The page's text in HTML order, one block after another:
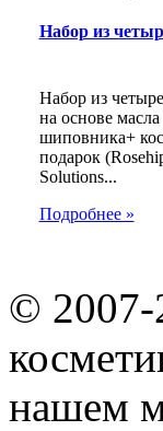
Набор из
Набор из
на основе масла
шиповника+
подарок
Solutions...
Подробнее »
© 2007-
нашем